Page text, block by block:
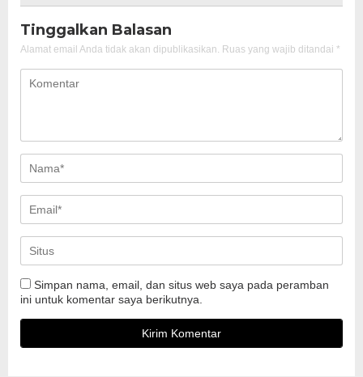
Tinggalkan Balasan
Alamat email Anda tidak akan dipublikasikan. Ruas yang wajib ditandai *
Simpan nama, email, dan situs web saya pada peramban
ini untuk komentar saya berikutnya.